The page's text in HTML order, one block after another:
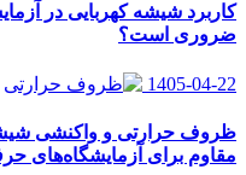
کاربرد شیشه کهربایی در
ضروری است؟
1405-04-22
ظروف حرارتی و واکنشی
مقاوم برای آزمایشگاه‌های